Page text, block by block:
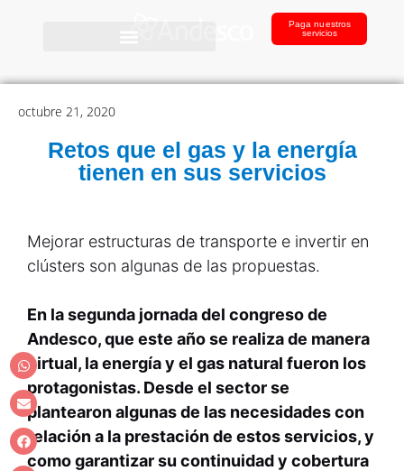
Paga nuestros
servicios
octubre 21, 2020
Retos que el gas y la energía
tienen en sus servicios
Mejorar estructuras de transporte e invertir en
clústers son algunas de las propuestas.
En la segunda jornada del congreso de
Andesco, que este año se realiza de manera
virtual, la energía y el gas natural fueron los
protagonistas. Desde el sector se
plantearon algunas de las necesidades con
relación a la prestación de estos servicios, y
como garantizar su continuidad y cobertura